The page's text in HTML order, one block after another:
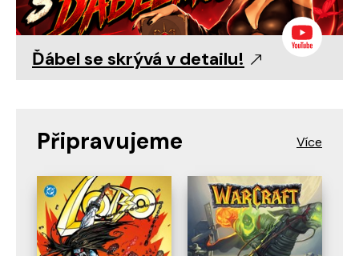
Ďábel se skrývá v detailu!
Připravujeme